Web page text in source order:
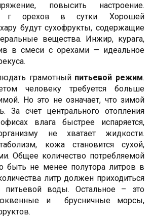
повысить настроение.
г орехов в сутки. Хорошей
будут сухофрукты, содержащие
вещества. Инжир, курага,
в смеси с орехами — идеальное
грамотный питьевой режим.
человеку требуется больше
Но это не означает, что зимой
За счет центрального отопления
влага быстрее испаряется,
не хватает жидкости.
кожа становится сухой,
Общее количество потребляемой
быть не менее полутора литров в
литр должен приходиться
воды. Остальное – это
и брусничные морсы,